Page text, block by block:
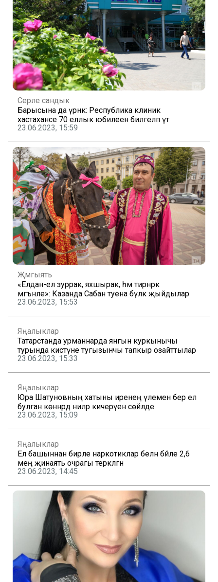
Серле сандык
Барысына да үрнәк: Республика клиник
хастаханәсе 70 еллык юбилеен билгеләп үтә
23.06.2023, 15:59
Җәмгыять
«Елдан-ел зуррак, яхшырак, һәм тирәнрәк
мәгънәле»: Казанда Сабан туена бүләк җыйдылар
23.06.2023, 15:53
Яңалыклар
Татарстанда урманнарда янгын куркынычы
турында кисәтүне тугызынчы тапкыр озайттылар
23.06.2023, 15:33
Яңалыклар
Юра Шатуновның хатыны иренең үлеменә бер ел
булган көннәрдә ниләр кичерүен сөйләде
23.06.2023, 15:09
Яңалыклар
Ел башыннан бирле наркотиклар белән бәйле 2,6
мең җинаять очрагы теркәлгән
23.06.2023, 14:45